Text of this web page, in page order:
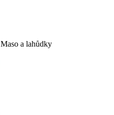
Maso a lahůdky